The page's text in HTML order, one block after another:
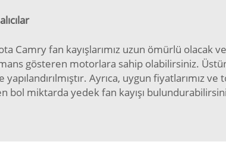
Camry fan kayışlarımız uzun ömürlü olacak
gösteren motorlara sahip olabilirsiniz.
Ayrıca, uygun fiyatlarımız ve
bol miktarda yedek fan kayışı